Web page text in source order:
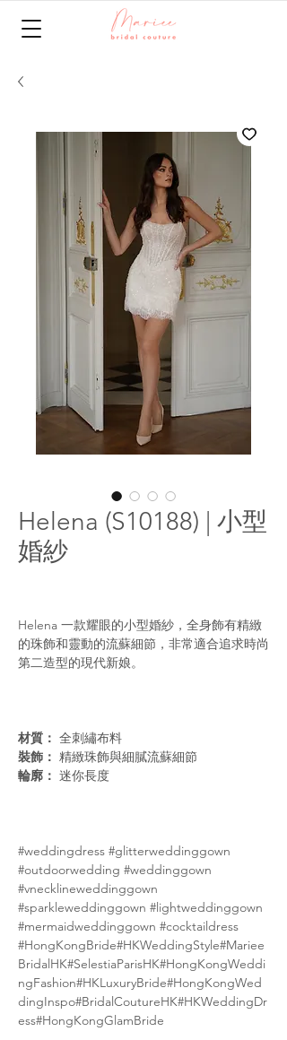
Helena (S10188) | 小型
婚紗
Helena 一款耀眼的小型婚紗，全身飾有精緻
的珠飾和靈動的流蘇細節，非常適合追求時尚
第二造型的現代新娘。
材質： 全刺繡布料
裝飾： 精緻珠飾與細膩流蘇細節
輪廓： 迷你長度
#weddingdress #glitterweddinggown
#outdoorwedding #weddinggown
#vnecklineweddinggown
#sparkleweddinggown #lightweddinggown
#mermaidweddinggown #cocktaildress
#HongKongBride#HKWeddingStyle#Mariee
BridalHK#SelestiaParisHK#HongKongWeddi
ngFashion#HKLuxuryBride#HongKongWed
dingInspo#BridalCoutureHK#HKWeddingDr
ess#HongKongGlamBride